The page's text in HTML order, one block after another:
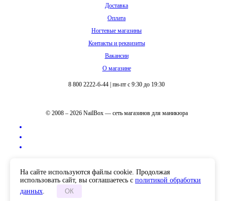
Доставка
Оплата
Ногтевые магазины
Контакты и реквизиты
Вакансии
О магазине
8 800 2222-6-44 пн-пт с 9:30 до 19:30
© 2008 – 2026 NailBox — сеть магазинов для маникюра
На сайте используются файлы cookie. Продолжая
использовать сайт, вы соглашаетесь с политикой обработки
данных. ОК